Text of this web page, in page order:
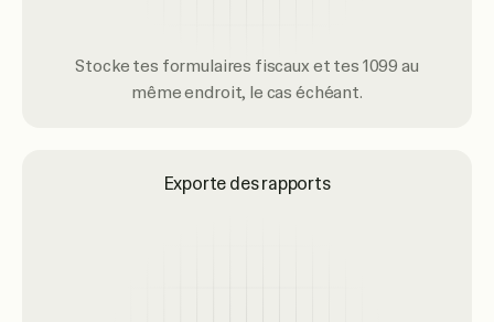
Stocke tes formulaires fiscaux et tes 1099 au
même endroit, le cas échéant.
Exporte des rapports